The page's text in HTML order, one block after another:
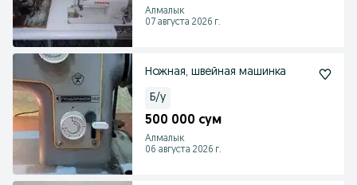
Алмалык
07 августа 2026 г.
Ножная, швейная машинка
Б/у
500 000 сум
Алмалык
06 августа 2026 г.